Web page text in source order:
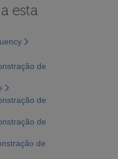
esta
de
de
de
de